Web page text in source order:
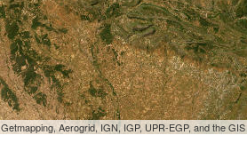
Aerogrid, IGN, IGP, UPR-EGP, and the